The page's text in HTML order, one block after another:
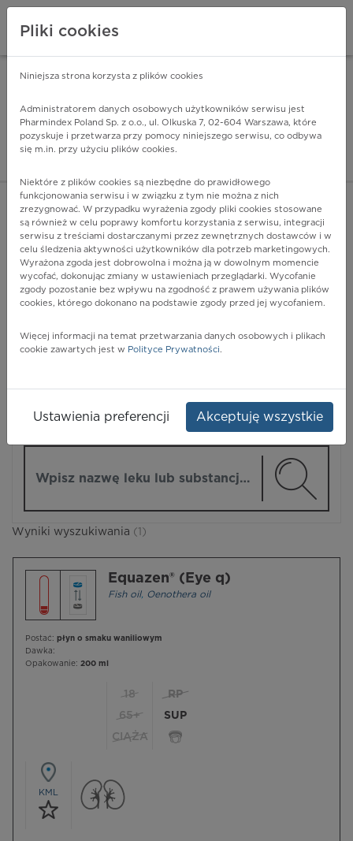
Pharmindex - lider
ZALOGUJ SIĘ
POKAŻ FILTRY
Pharmindex
Wyniki wyszukiwania (1)
Equazen® (Eye q)
Fish oil, Oenothera oil
Postać: płyn o smaku waniliowym
Dawka:
Opakowanie: 200 ml
18
65+
CIĄŻA
RP
SUP
KML
Pliki cookies
Niniejsza strona korzysta z plików cookies
Administratorem danych osobowych użytkowników serwisu jest
Pharmindex Poland Sp. z o.o., ul. Olkuska 7, 02-604 Warszawa, które
pozyskuje i przetwarza przy pomocy niniejszego serwisu, co odbywa
się m.in. przy użyciu plików cookies.
Niektóre z plików cookies są niezbędne do prawidłowego
funkcjonowania serwisu i w związku z tym nie można z nich
zrezygnować. W przypadku wyrażenia zgody pliki cookies stosowane
są również w celu poprawy komfortu korzystania z serwisu, integracji
serwisu z treściami dostarczanymi przez zewnętrznych dostawców i w
celu śledzenia aktywności użytkowników dla potrzeb marketingowych.
Wyrażona zgoda jest dobrowolna i można ją w dowolnym momencie
wycofać, dokonując zmiany w ustawieniach przeglądarki. Wycofanie
zgody pozostanie bez wpływu na zgodność z prawem używania plików
cookies, którego dokonano na podstawie zgody przed jej wycofaniem.
Więcej informacji na temat przetwarzania danych osobowych i plikach
cookie zawartych jest w Polityce Prywatności.
Ustawienia preferencji Akceptuję wszystkie
ZA DARMO - w Google Play INSTALUJ